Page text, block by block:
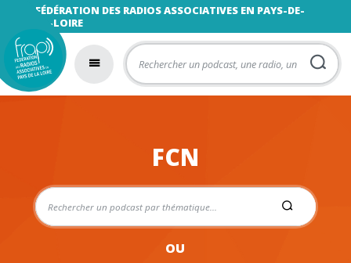
FÉDÉRATION DES RADIOS ASSOCIATIVES EN PAYS-DE-
LA-LOIRE
FCN
OU